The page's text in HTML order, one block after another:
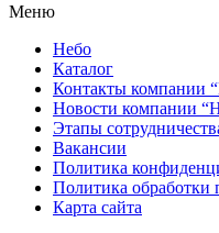
Меню
Небо
Каталог
Контакты компании
Новости компании
Этапы
Вакансии
Политика
Политика обработки
Карта сайта